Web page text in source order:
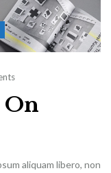
aliquam libero, non